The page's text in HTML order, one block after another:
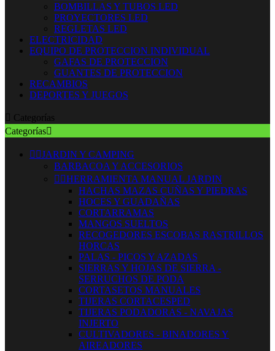
BOMBILLAS Y TUBOS LED
PROYECTORES LED
REGLETAS LED
ELECTRICIDAD
EQUIPO DE PROTECCION INDIVIDUAL
GAFAS DE PROTECCION
GUANTES DE PROTECCION
RECAMBIOS
DEPORTES Y JUEGOS
 Categorías
Categorías
 JARDIN Y CAMPING
BARBACOA Y ACCESORIOS
 HERRAMIENTA MANUAL JARDIN
HACHAS MAZAS CUÑAS Y PIEDRAS
HOCES Y GUADAÑAS
CORTARRAMAS
MANGOS SUELTOS
RECOGEDORES ESCOBAS RASTRILLOS
HORCAS
PALAS - PICOS Y AZADAS
SIERRAS Y HOJAS DE SIERRA -
SERRUCHOS DE PODA
CORTASETOS MANUALES
TIJERAS CORTACESPED
TIJERAS PODADORAS - NAVAJAS
INJERTO
CULTIVADORES - BINADORES Y
AIREADORES